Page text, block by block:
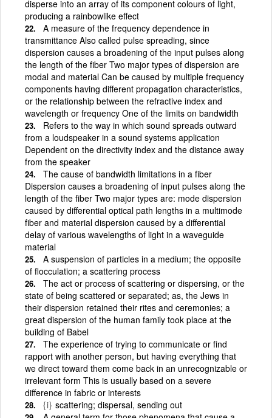
disperse into an array of its component colours of light,
producing a rainbowlike effect
A measure of the frequency dependence in
transmittance Also called pulse spreading, since
dispersion causes a broadening of the input pulses along
the length of the fiber Two major types of dispersion are
modal and material Can be caused by multiple frequency
components having different propagation characteristics,
or the relationship between the refractive index and
wavelength or frequency One of the limits on bandwidth
Refers to the way in which sound spreads outward
from a loudspeaker in a sound systems application
Dependent on the directivity index and the distance away
from the speaker
The cause of bandwidth limitations in a fiber
Dispersion causes a broadening of input pulses along the
length of the fiber Two major types are: mode dispersion
caused by differential optical path lengths in a multimode
fiber and material dispersion caused by a differential
delay of various wavelengths of light in a waveguide
material
A suspension of particles in a medium; the opposite
of flocculation; a scattering process
The act or process of scattering or dispersing, or the
state of being scattered or separated; as, the Jews in
their dispersion retained their rites and ceremonies; a
great dispersion of the human family took place at the
building of Babel
The experience of trying to communicate or find
rapport with another person, but having everything that
we direct toward them come back in an unrecognizable or
irrelevant form This is usually based on a severe
difference in fabric or interests
{i} scattering; dispersal, sending out